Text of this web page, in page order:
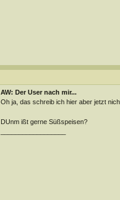
AW: Der User nach mir...
Oh ja, das schreib ich hier aber jetzt
DUnm ißt gerne Süßspeisen?